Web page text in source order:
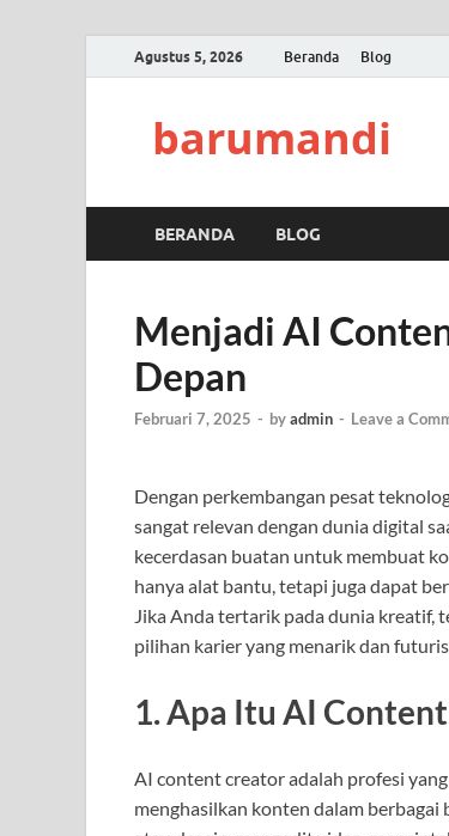
Agustus 5, 2026 Beranda Blog
barumandi
BERANDA BLOG
Menjadi AI
Depan
Februari 7, 2025 - byadmin - Leave a
Dengan perkembangan pesat
sangat relevan dengan dunia digital
kecerdasan buatan untuk membuat
hanya alat bantu, tetapi juga dapat
Jika Anda tertarik pada dunia kreatif,
pilihan karier yang menarik dan
1.Apa Itu AI
AI content creator adalah profesi
menghasilkan konten dalam